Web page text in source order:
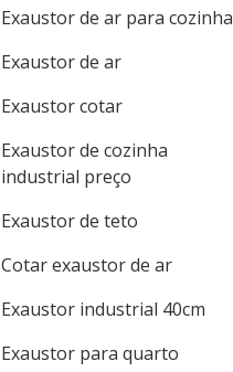
Exaustor de ar para cozinha
Exaustor de ar
Exaustor cotar
Exaustor de cozinha
industrial preço
Exaustor de teto
Cotar exaustor de ar
Exaustor industrial 40cm
Exaustor para quarto